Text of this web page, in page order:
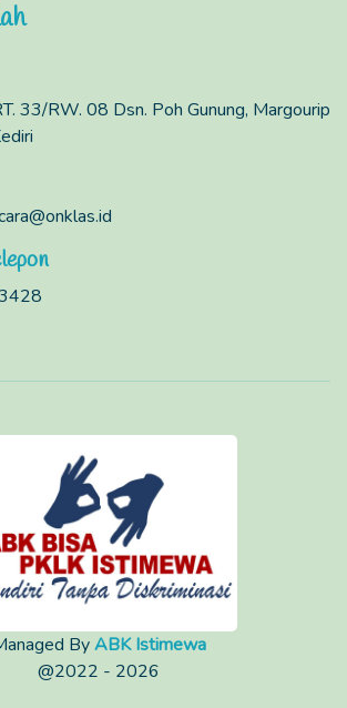
33/RW. 08 Dsn. Poh Gunung, Margourip
ByABK Istimewa
@2022 - 2026